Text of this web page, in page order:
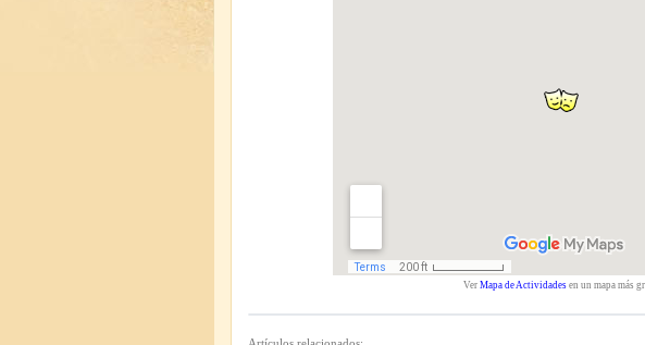
Ver Mapa de Actividades en un mapa más